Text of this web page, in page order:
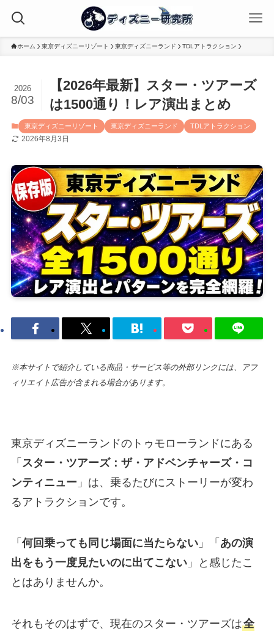
ホーム 東京ディズニーリゾート 東京ディズニーランド TDLアトラクション
【2026年最新】スター・ツアーズ
は1500通り！レア演出まとめ
2026
8/03
東京ディズニーリゾート 東京ディズニーランド TDLアトラクション
2026年8月3日
※本サイトで紹介している商品・サービス等の外部リンクには、アフ
ィリエイト広告が含まれる場合があります。
東京ディズニーランドのトゥモローランドにある
「 スター・ツアーズ：ザ・アドベンチャーズ・コ
ンティニュー 」は、乗るたびにストーリーが変わ
るアトラクションです。
「 何回乗っても同じ場面に当たらない」「 あの演
出をもう一度見たいのに出てこない」と感じたこ
とはありませんか。
それもそのはずで、現在のスター・ツアーズは全